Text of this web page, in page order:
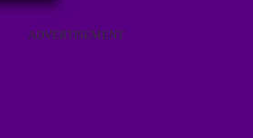
ADVERTISEMENT